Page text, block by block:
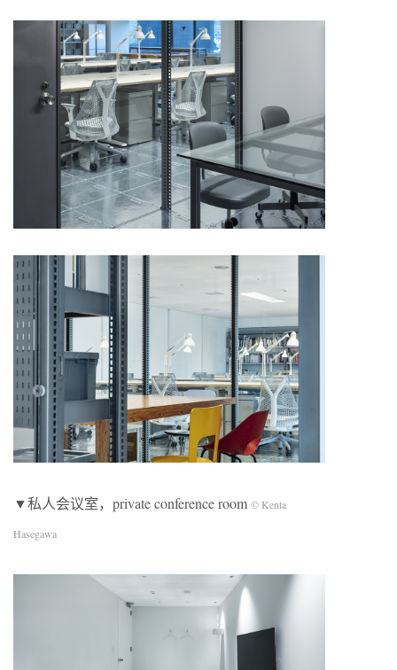
▼私人会议室，private conference room © Kenta
Hasegawa